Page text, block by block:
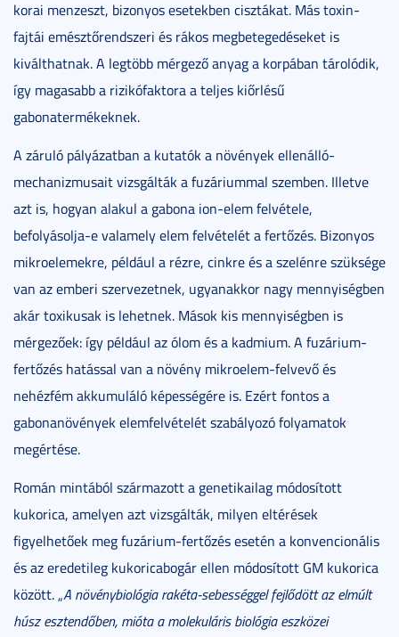
korai menzeszt, bizonyos esetekben cisztákat. Más toxin-
fajtái emésztőrendszeri és rákos megbetegedéseket is
kiválthatnak. A legtöbb mérgező anyag a korpában tárolódik,
így magasabb a rizikófaktora a teljes kiőrlésű
gabonatermékeknek.
A záruló pályázatban a kutatók a növények ellenálló-
mechanizmusait vizsgálták a fuzáriummal szemben. Illetve
azt is, hogyan alakul a gabona ion-elem felvétele,
befolyásolja-e valamely elem felvételét a fertőzés. Bizonyos
mikroelemekre, például a rézre, cinkre és a szelénre szüksége
van az emberi szervezetnek, ugyanakkor nagy mennyiségben
akár toxikusak is lehetnek. Mások kis mennyiségben is
mérgezőek: így például az ólom és a kadmium. A fuzárium-
fertőzés hatással van a növény mikroelem-felvevő és
nehézfém akkumuláló képességére is. Ezért fontos a
gabonanövények elemfelvételét szabályozó folyamatok
megértése.
Román mintából származott a genetikailag módosított
kukorica, amelyen azt vizsgálták, milyen eltérések
figyelhetőek meg fuzárium-fertőzés esetén a konvencionális
és az eredetileg kukoricabogár ellen módosított GM kukorica
között. „A növénybiológia rakéta-sebességgel fejlődött az elmúlt
húsz esztendőben, mióta a molekuláris biológia eszközei